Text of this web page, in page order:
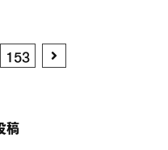
153
page
稿